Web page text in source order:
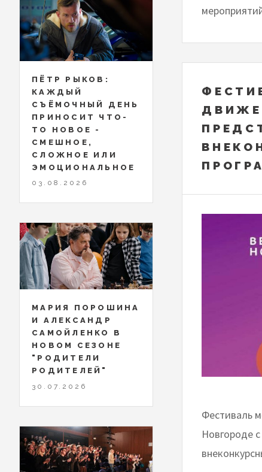
Фестиваль
Новгороде
ПЁТР РЫКОВ:
КАЖДЫЙ
СЪЁМОЧНЫЙ ДЕНЬ
ПРИНОСИТ ЧТО-
ТО НОВОЕ -
СМЕШНОЕ,
СЛОЖНОЕ ИЛИ
ЭМОЦИОНАЛЬНОЕ
03.08.2026
МАРИЯ ПОРОШИНА
И АЛЕКСАНДР
САМОЙЛЕНКО В
НОВОМ СЕЗОНЕ
"РОДИТЕЛИ
РОДИТЕЛЕЙ"
30.07.2026